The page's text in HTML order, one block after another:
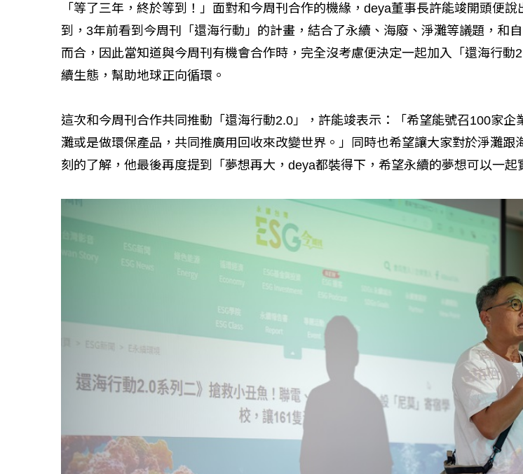
「等了三年，終於等到！」面對和今周刊合作的機緣，deya董事長許能竣開頭便說
到，3年前看到今周刊「還海行動」的計畫，結合了永續、海廢、淨灘等議題，和
而合，因此當知道與今周刊有機會合作時，完全沒考慮便決定一起加入「還海行動
續生態，幫助地球正向循環。
這次和今周刊合作共同推動「還海行動2.0」，許能竣表示：「希望能號召100家企
灘或是做環保產品，共同推廣用回收來改變世界。」同時也希望讓大家對於淨灘跟
刻的了解，他最後再度提到「夢想再大，deya都裝得下，希望永續的夢想可以一起